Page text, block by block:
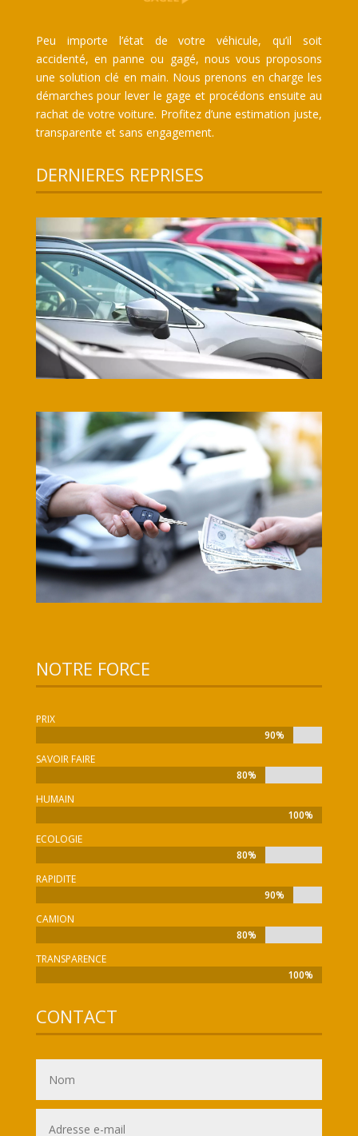
Peu importe l’état de votre véhicule, qu’il soit
accidenté, en panne ou gagé, nous vous proposons
une solution clé en main. Nous prenons en charge les
démarches pour lever le gage et procédons ensuite au
rachat de votre voiture. Profitez d’une estimation juste,
transparente et sans engagement.
DERNIERES REPRISES
NOTRE FORCE
PRIX
90%
90%
SAVOIR FAIRE
80%
80%
HUMAIN
100%
100%
ECOLOGIE
80%
80%
RAPIDITE
90%
90%
CAMION
80%
80%
TRANSPARENCE
100%
100%
CONTACT